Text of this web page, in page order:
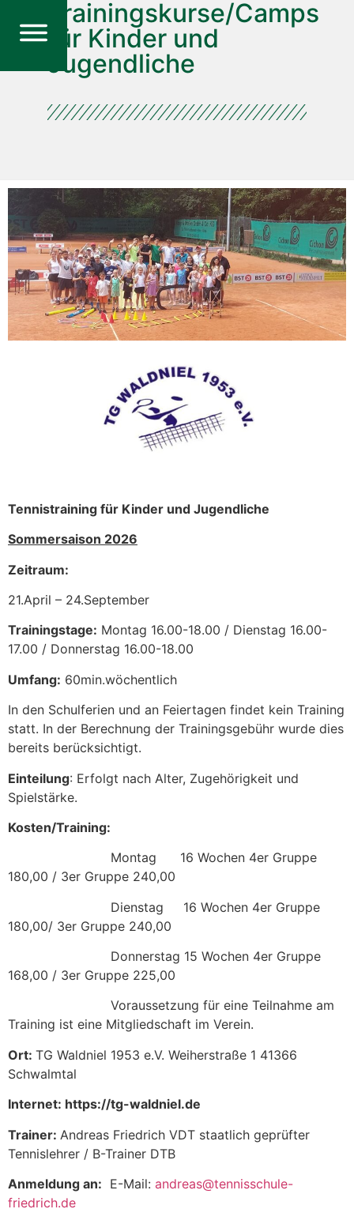
Trainingskurse/Camps
für Kinder und
Jugendliche
Tennistraining für Kinder und Jugendliche
Sommersaison 2026
Zeitraum:
21.April – 24.September
Trainingstage: Montag 16.00-18.00 / Dienstag 16.00-
17.00 / Donnerstag 16.00-18.00
Umfang: 60min.wöchentlich
In den Schulferien und an Feiertagen findet kein Training
statt. In der Berechnung der Trainingsgebühr wurde dies
bereits berücksichtigt.
Einteilung: Erfolgt nach Alter, Zugehörigkeit und
Spielstärke.
Kosten/Training:
Montag 16 Wochen 4er Gruppe
180,00 / 3er Gruppe 240,00
Dienstag 16 Wochen 4er Gruppe
180,00/ 3er Gruppe 240,00
Donnerstag 15 Wochen 4er Gruppe
168,00 / 3er Gruppe 225,00
Voraussetzung für eine Teilnahme am
Training ist eine Mitgliedschaft im Verein.
Ort: TG Waldniel 1953 e.V. Weiherstraße 1 41366
Schwalmtal
Internet: https://tg-waldniel.de
Trainer: Andreas Friedrich VDT staatlich geprüfter
Tennislehrer / B-Trainer DTB
Anmeldung an: E-Mail: andreas@tennisschule-
friedrich.de